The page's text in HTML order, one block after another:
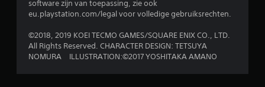
software zijn van toepassing, zie ook
eu.playstation.com/legal voor volledige gebruiksrechten.
©2018, 2019 KOEI TECMO GAMES/SQUARE ENIX CO., LTD.
All Rights Reserved. CHARACTER DESIGN: TETSUYA
NOMURA ILLUSTRATION:©2017 YOSHITAKA AMANO